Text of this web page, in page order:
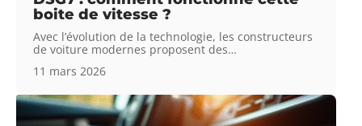
boite de vitesse ?
Avec l’évolution de la technologie, les constructeurs
de voiture modernes proposent des…
11 mars 2026